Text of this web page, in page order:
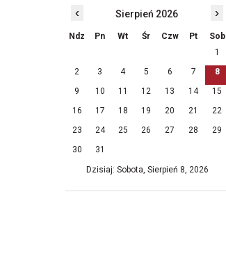
‹ Sierpień 2026 ›
Ndz Pn Wt Śr Czw Pt
Sob
1
2
3 4 5 6 7
8
9
10 11 12 13 14
15
16
17 18 19 20 21
22
23
24 25 26 27 28
29
30
31
Dzisiaj: Sobota, Sierpień 8, 2026